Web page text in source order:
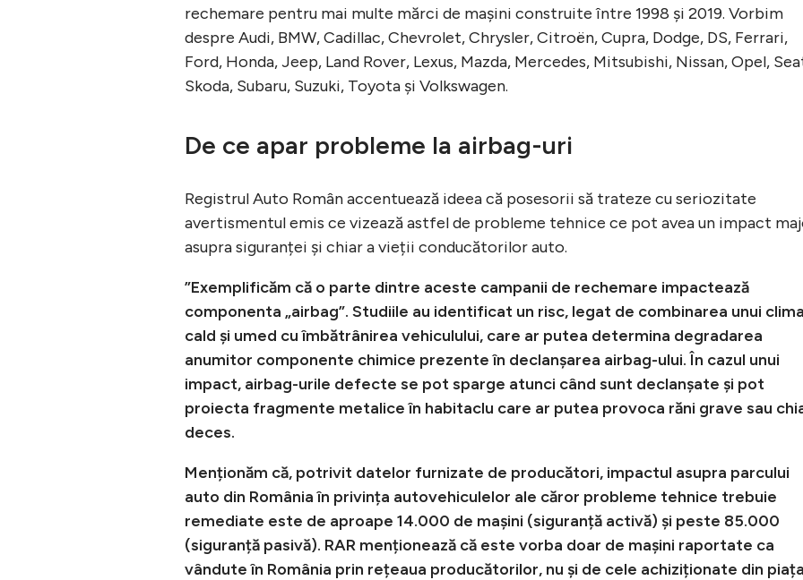
rechemare pentru mai multe mărci de mașini construite între 1998 și 2019. Vorbim
despre Audi, BMW, Cadillac, Chevrolet, Chrysler, Citroën, Cupra, Dodge, DS, Ferrari,
Ford, Honda, Jeep, Land Rover, Lexus, Mazda, Mercedes, Mitsubishi, Nissan, Opel,
Skoda, Subaru, Suzuki, Toyota și Volkswagen.
De ce apar probleme la airbag-uri
Registrul Auto Român accentuează ideea că posesorii să trateze cu seriozitate
avertismentul emis ce vizează astfel de probleme tehnice ce pot avea un impact
asupra siguranței și chiar a vieții conducătorilor auto.
”Exemplificăm că o parte dintre aceste campanii de rechemare impactează
componenta „airbag”. Studiile au identificat un risc, legat de combinarea unui
cald și umed cu îmbătrânirea vehiculului, care ar putea determina degradarea
anumitor componente chimice prezente în declanșarea airbag-ului. În cazul unui
impact, airbag-urile defecte se pot sparge atunci când sunt declanșate și pot
proiecta fragmente metalice în habitaclu care ar putea provoca răni grave sau
deces.
Menționăm că, potrivit datelor furnizate de producători, impactul asupra parcului
auto din România în privința autovehiculelor ale căror probleme tehnice trebuie
remediate este de aproape 14.000 de mașini (siguranță activă) și peste 85.000
(siguranță pasivă). RAR menționează că este vorba doar de mașini raportate ca
vândute în România prin rețeaua producătorilor, nu și de cele achiziționate din